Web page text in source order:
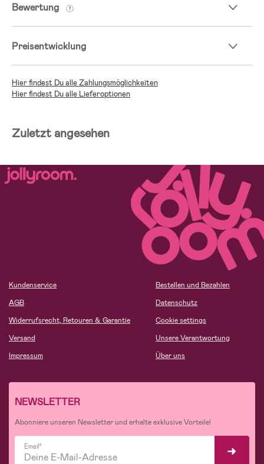
Bewertung
Preisentwicklung
Hier findest Du alle Zahlungsmöglichkeiten
Hier findest Du alle Lieferoptionen
Zuletzt angesehen
Kundenservice
AGB
Widerrufsrecht, Retouren & Garantie
Versand
Impressum
Bestellen und Bezahlen
Datenschutz
Cookie settings
Unsere Verantwortung
Über uns
NEWSLETTER
Abonniere unseren Newsletter und erhalte exklusive Vorteile!
Email*